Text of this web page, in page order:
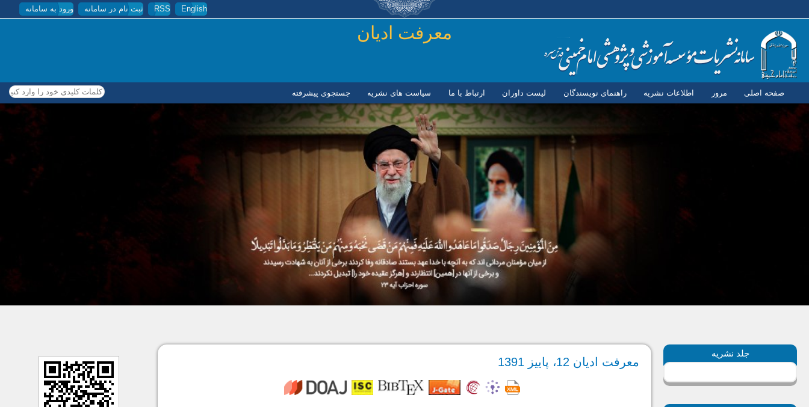
رفتن به محتوای اصلی English
RSS ثبت نام در سامانه ورود به سامانه
معرفت ادیان
صفحه اصلی مرور اطلاعات نشریه راهنمای نویسندگان لیست داوران ارتباط با ما سیاست های نشریه جستجوی پیشرفته کلمات کلیدی خود را وارد کنید
جلد نشریه
معرفت ادیان 12، پاییز 1391